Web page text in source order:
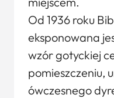
Od 1936 roku
eksponowana
wzór gotyckiej
pomieszczeniu,
ówczesnego